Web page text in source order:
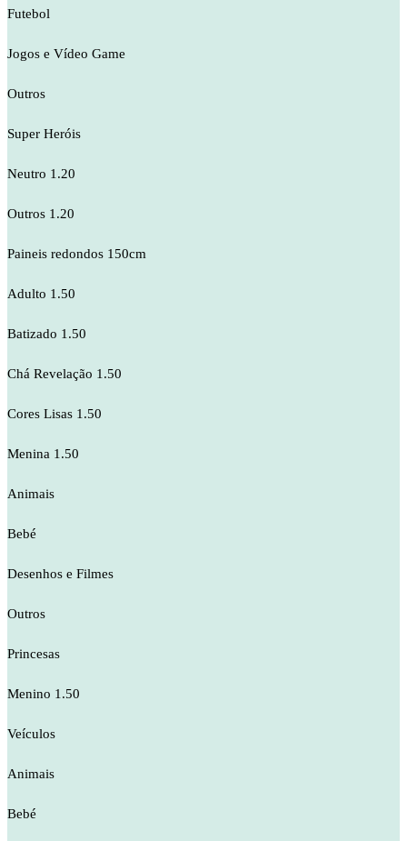
Futebol
Jogos e Vídeo Game
Outros
Super Heróis
Neutro 1.20
Outros 1.20
Paineis redondos 150cm
Adulto 1.50
Batizado 1.50
Chá Revelação 1.50
Cores Lisas 1.50
Menina 1.50
Animais
Bebé
Desenhos e Filmes
Outros
Princesas
Menino 1.50
Veículos
Animais
Bebé